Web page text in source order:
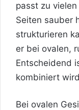
passt zu
Seiten sauber
strukturieren
er bei ovalen,
Entscheidend
kombiniert
Bei ovalen